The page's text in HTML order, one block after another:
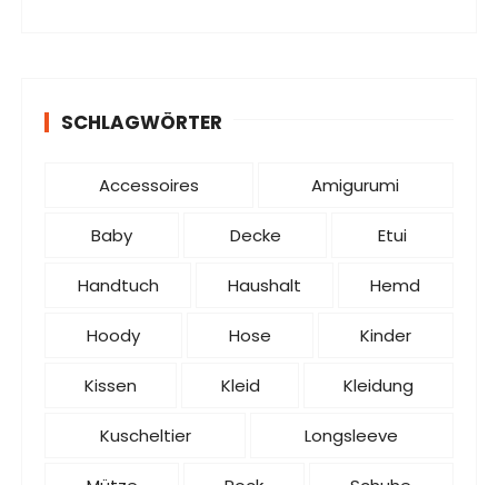
SCHLAGWÖRTER
Accessoires Amigurumi
Baby Decke Etui
Handtuch Haushalt Hemd
Hoody Hose Kinder
Kissen Kleid Kleidung
Kuscheltier Longsleeve